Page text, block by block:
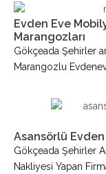
Evden Eve
Marangozları
Gökçeada Şehirler
Marangozlu
Asansörlü
Gökçeada Şehirler
Nakliyesi Yapan